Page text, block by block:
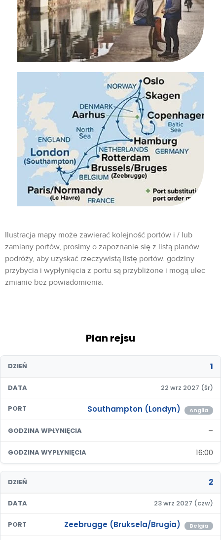
Ilustracja mapy może zawierać kolejność portów i / lub
zamiany portów, prosimy o zapoznanie się z listą planów
podróży, aby uzyskać rzeczywistą listę portów. godziny
przybycia i wypłynięcia z portu są przybliżone i mogą ulec
zmianie bez powiadomienia.
Plan rejsu
DZIEŃ 1
DATA 22 wrz 2027 (śr)
PORT Southampton (Londyn) Anglia
GODZINA WPŁYNIĘCIA –
GODZINA WYPŁYNIĘCIA 16:00
DZIEŃ 2
DATA 23 wrz 2027 (czw)
PORT Zeebrugge (Bruksela/Brugia) Belgia